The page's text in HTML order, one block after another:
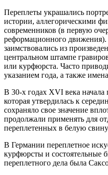
Переплеты украшались
истории, аллегорическими
современников (в первую
реформационного
заимствовались из
центральном штампе
или курфюрста. Часто
указанием года, а также
В 30-х годах XVI века начала
которая утвердилась к
сохраняло свое значение
продолжали применять для
переплетенных в белую
В Германии переплетное
курфюрсты и
переплетного дела была